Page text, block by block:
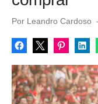
Por Leandro Cardoso